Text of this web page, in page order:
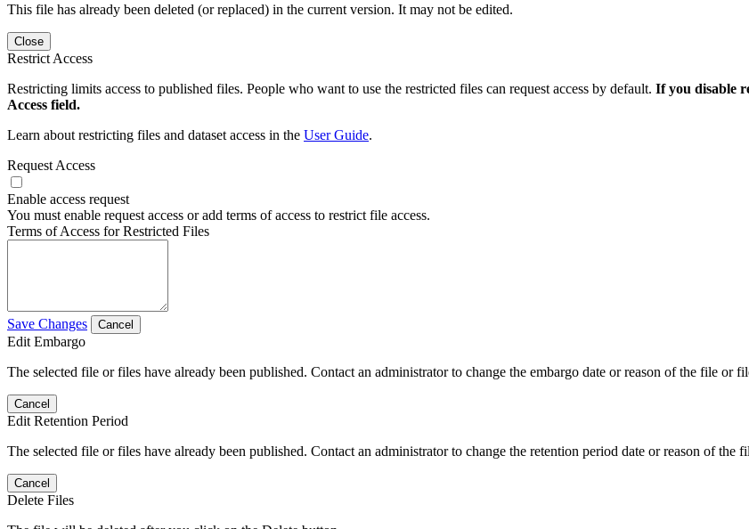
This file has already been deleted (or replaced) in the current version. It may not be edited.
Close
Restrict Access
Restricting limits access to published files. People who want to use the restricted files can request access by default. If you disable
Access field.
Learn about restricting files and dataset access in the User Guide.
Request Access
Enable access request
You must enable request access or add terms of access to restrict file access.
Terms of Access for Restricted Files
Save Changes Cancel
Edit Embargo
The selected file or files have already been published. Contact an administrator to change the embargo date or reason of the file or
Cancel
Edit Retention Period
The selected file or files have already been published. Contact an administrator to change the retention period date or reason of the
Cancel
Delete Files